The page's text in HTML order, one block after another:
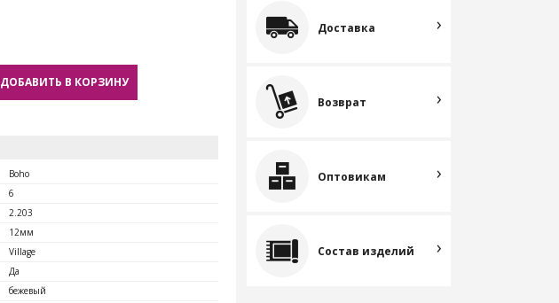
ДОБАВИТЬ В КОРЗИНУ
Boho
6
2.203
12мм
Village
Да
бежевый
Доставка
Возврат
Оптовикам
Состав изделий